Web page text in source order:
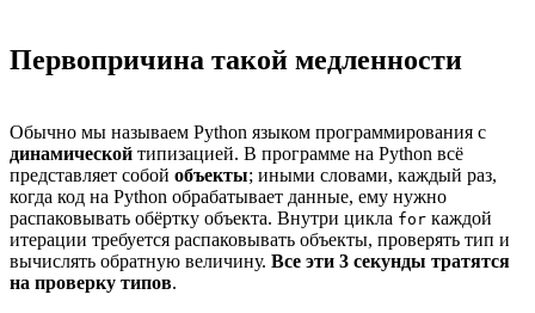
Первопричина такой медленности
Обычно мы называем Python языком программирования с
динамической типизацией. В программе на Python всё
представляет собой объекты; иными словами, каждый раз,
когда код на Python обрабатывает данные, ему нужно
распаковывать обёртку объекта. Внутри цикла for каждой
итерации требуется распаковывать объекты, проверять тип и
вычислять обратную величину. Все эти 3 секунды тратятся
на проверку типов.